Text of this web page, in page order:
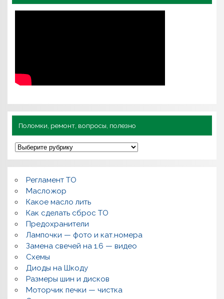
Поломки, ремонт, вопросы, полезно
П
о
л
о
к
и
р
е
м
о
н
т
,
в
о
р
о
Регламент ТО
Масложор
Какое масло лить
Как сделать сброс ТО
Предохранители
Лампочки — фото и кат.номера
Замена свечей на 1.6 — видео
Схемы
Диоды на Шкоду
Размеры шин и дисков
Моторчик печки — чистка